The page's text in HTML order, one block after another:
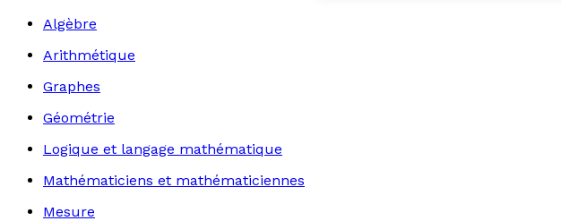
Algèbre
Arithmétique
Graphes
Géométrie
Logique et langage mathématique
Mathématiciens et mathématiciennes
Mesure